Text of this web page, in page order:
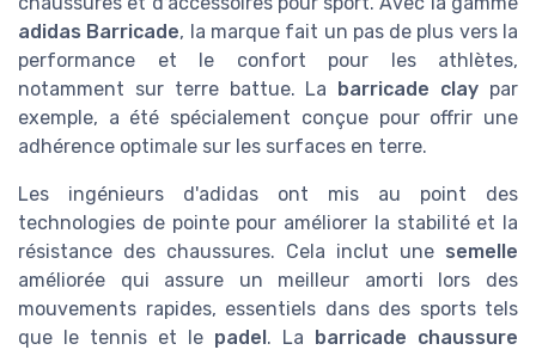
adidas Barricade, la marque fait un pas de plus vers la
performance et le confort pour les athlètes,
notamment sur terre battue. La barricade clay par
exemple, a été spécialement conçue pour offrir une
adhérence optimale sur les surfaces en terre.
Les ingénieurs d'adidas ont mis au point des
technologies de pointe pour améliorer la stabilité et la
résistance des chaussures. Cela inclut une semelle
améliorée qui assure un meilleur amorti lors des
mouvements rapides, essentiels dans des sports tels
que le tennis et le padel. La barricade chaussure